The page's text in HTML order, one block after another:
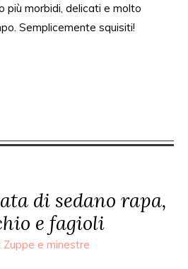
più morbidi, delicati e molto
Semplicemente squisiti!
di sedano rapa,
e fagioli
Zuppe e minestre